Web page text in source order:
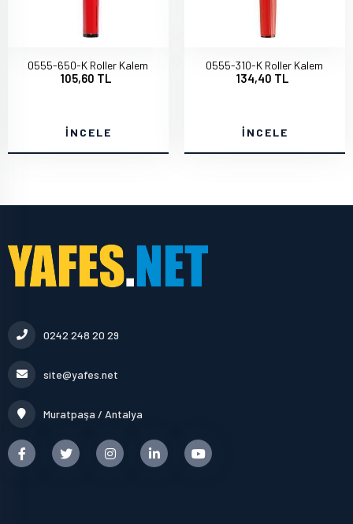
0555-650-K Roller Kalem
105,60 TL
İNCELE
0555-310-K Roller Kalem
134,40 TL
İNCELE
0242 248 20 29
site@yafes.net
Muratpaşa / Antalya